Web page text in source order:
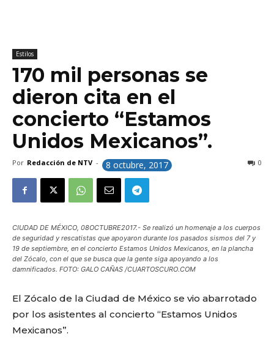
Estilos
170 mil personas se
dieron cita en el
concierto “Estamos
Unidos Mexicanos”.
Por Redacción de NTV - 8 octubre, 2017 0
CIUDAD DE MÉXICO, 08OCTUBRE2017.- Se realizó un homenaje a los cuerpos
de seguridad y rescatistas que apoyaron durante los pasados sismos del 7 y
19 de septiembre, en el concierto Estamos Unidos Mexicanos, en la plancha
del Zócalo, con el que se busca que la gente siga apoyando a los
damnificados. FOTO: GALO CAÑAS /CUARTOSCURO.COM
El Zócalo de la Ciudad de México se vio abarrotado
por los asistentes al concierto “Estamos Unidos
Mexicanos”.